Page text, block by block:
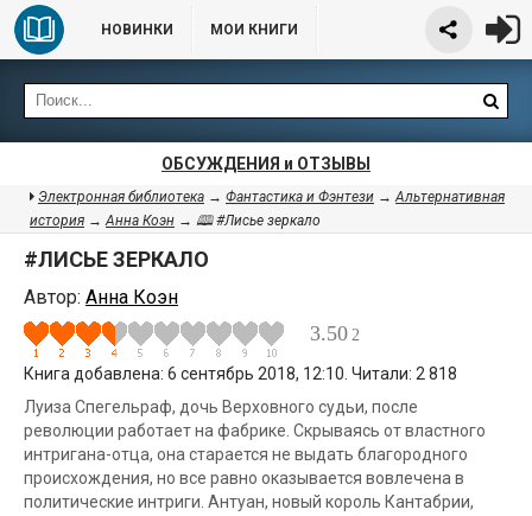
НОВИНКИ МОИ КНИГИ
ОБСУЖДЕНИЯ и ОТЗЫВЫ
Электронная библиотека → Фантастика и Фэнтези →Альтернативная
история →Анна Коэн → 🕮 #Лисье зеркало
#ЛИСЬЕ ЗЕРКАЛО
Автор: Анна Коэн
3.50 2
Книга добавлена: 6 сентябрь 2018, 12:10. Читали: 2 818
Луиза Спегельраф, дочь Верховного судьи, после
революции работает на фабрике. Скрываясь от властного
интригана-отца, она старается не выдать благородного
происхождения, но все равно оказывается вовлечена в
политические интриги. Антуан, новый король Кантабрии,